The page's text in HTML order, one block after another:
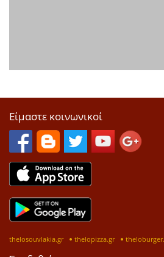
Είμαστε κοινωνικοί
thelosouvlakia.gr thelopizza.gr